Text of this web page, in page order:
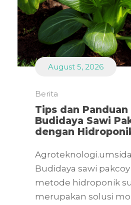
August 5, 2026
Berita
Tips dan Panduan
Budidaya Sawi
dengan
Budidaya sawi
metode hidroponik
merupakan solusi